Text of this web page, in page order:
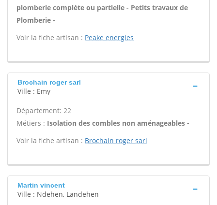
plomberie complète ou partielle - Petits travaux de
Plomberie -
Voir la fiche artisan : Peake energies
Brochain roger sarl
Ville : Emy
Département: 22
Métiers : Isolation des combles non aménageables -
Voir la fiche artisan : Brochain roger sarl
Martin vincent
Ville : Ndehen, Landehen